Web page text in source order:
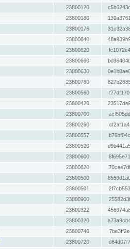
23800120
23800180
23800176
23800840
23800620
23800660
23800630
23800760
23800560
23800420
23800700
23800260
23800557
23800520
23800600
23800820
23800500
23800501
23800900
23800322
23800320
23800740
23800720